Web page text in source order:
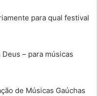
para qual festival
– para músicas
de Músicas Gaúchas